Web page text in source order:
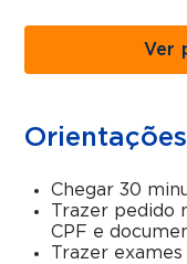
Ver
Orientações
Chegar 30
Trazer pedido
CPF e
Trazer